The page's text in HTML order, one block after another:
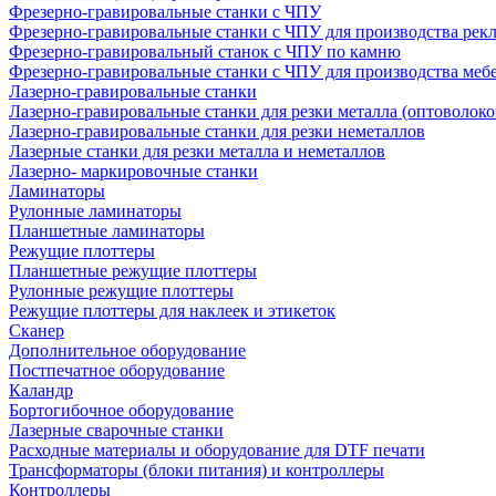
Фрезерно-гравировальные станки с ЧПУ
Фрезерно-гравировальные станки с ЧПУ для производства
Фрезерно-гравировальный станок с ЧПУ по камню
Фрезерно-гравировальные станки с ЧПУ для производства
Лазерно-гравировальные станки
Лазерно-гравировальные станки для резки металла
Лазерно-гравировальные станки для резки неметаллов
Лазерные станки для резки металла и неметаллов
Лазерно- маркировочные станки
Ламинаторы
Рулонные ламинаторы
Планшетные ламинаторы
Режущие плоттеры
Планшетные режущие плоттеры
Рулонные режущие плоттеры
Режущие плоттеры для наклеек и этикеток
Сканер
Дополнительное оборудование
Постпечатное оборудование
Каландр
Бортогибочное оборудование
Лазерные сварочные станки
Расходные материалы и оборудование для DTF печати
Трансформаторы (блоки питания) и контроллеры
Контроллеры